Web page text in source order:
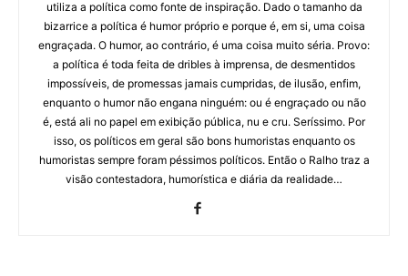
utiliza a política como fonte de inspiração. Dado o tamanho da
bizarrice a política é humor próprio e porque é, em si, uma coisa
engraçada. O humor, ao contrário, é uma coisa muito séria. Provo:
a política é toda feita de dribles à imprensa, de desmentidos
impossíveis, de promessas jamais cumpridas, de ilusão, enfim,
enquanto o humor não engana ninguém: ou é engraçado ou não
é, está ali no papel em exibição pública, nu e cru. Seríssimo. Por
isso, os políticos em geral são bons humoristas enquanto os
humoristas sempre foram péssimos políticos. Então o Ralho traz a
visão contestadora, humorística e diária da realidade…